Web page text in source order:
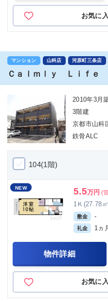
お気に
マンション 山科店 河原町三条店
Ｃａｌｍｌｙ Ｌｉｆｅ
2010年3月
3階建
京都市山科
鉄骨ALC
104(1階)
NEW 5.5万円 (
1Ｋ(27.78
敷金 -
礼金 1ヵ
物件詳細
お気に